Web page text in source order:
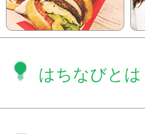
はちなびとは